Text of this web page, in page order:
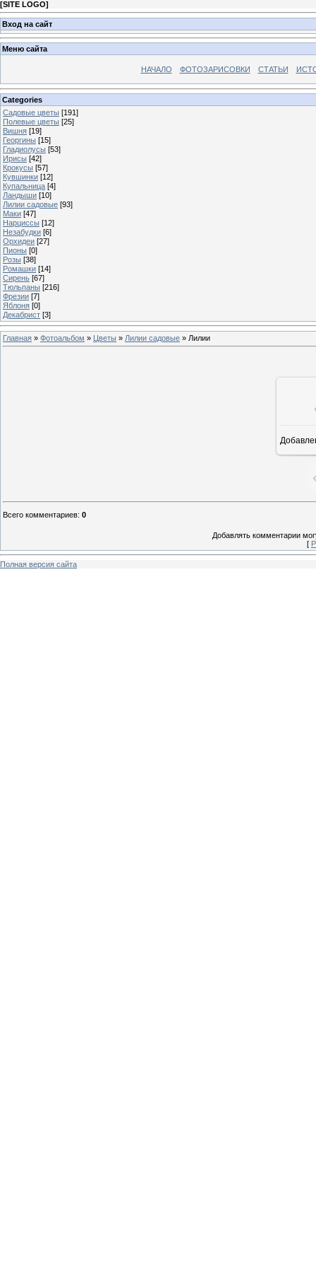
[SITE LOGO]
Вход на сайт
Меню сайта
НАЧАЛО ФОТОЗАРИСОВКИ СТАТЬИ
Categories
Садовые цветы [191]
Полевые цветы [25]
Вишня [19]
Георгины [15]
Гладиолусы [53]
Ирисы [42]
Крокусы [57]
Кувшинки [12]
Купальница [4]
Ландыши [10]
Лилии садовые [93]
Маки [47]
Нарциссы [12]
Незабудки [6]
Орхидеи [27]
Пионы [0]
Розы [38]
Ромашки [14]
Сирень [67]
Тюльпаны [216]
Фрезии [7]
Яблоня [0]
Декабрист [3]
Главная » Фотоальбом » Цветы » Лилии садовые » Лилии
Всего комментариев: 0
Добавлять комментарии
[
Полная версия сайта